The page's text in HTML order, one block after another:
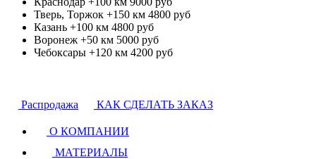
Тверь, Торжок +150 км 4800 руб
Казань +100 км 4800 руб
Воронеж +50 км 5000 руб
Чебоксары +120 км 4200 руб
Распродажа КАК СДЕЛАТЬ ЗАКАЗ
О КОМПАНИИ
МАТЕРИАЛЫ